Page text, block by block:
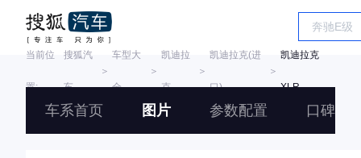
当前位
置:
搜狐汽
车
＞
车型大
全
＞
凯迪拉
克
＞
凯迪拉克(进
口)
＞
凯迪拉克
XLR
车系首页 图片 参数配置 口碑